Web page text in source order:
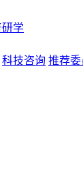
学
科技咨询 推荐